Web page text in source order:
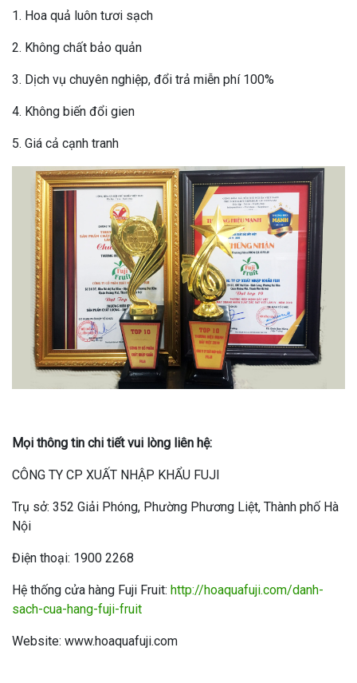
1. Hoa quả luôn tươi sạch
2. Không chất bảo quản
3. Dịch vụ chuyên nghiệp, đổi trả miễn phí 100%
4. Không biến đổi gien
5. Giá cả cạnh tranh
Mọi thông tin chi tiết vui lòng liên hệ:
CÔNG TY CP XUẤT NHẬP KHẨU FUJI
Trụ sở: 352 Giải Phóng, Phường Phương Liệt, Thành phố Hà
Nội
Điện thoại: 1900 2268
Hệ thống cửa hàng Fuji Fruit: http://hoaquafuji.com/danh-
sach-cua-hang-fuji-fruit
Website: www.hoaquafuji.com